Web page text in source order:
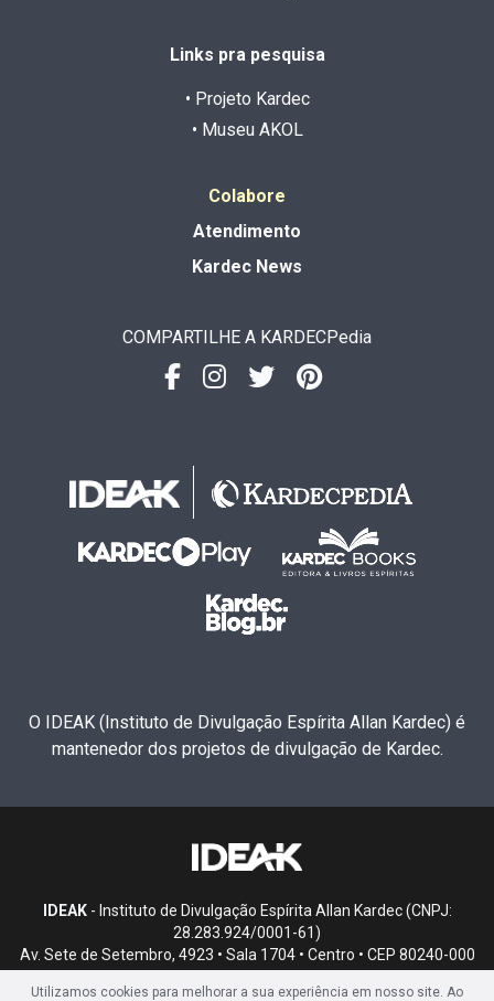
Links pra pesquisa
• Projeto Kardec
• Museu AKOL
Colabore
Atendimento
Kardec News
COMPARTILHE A KARDECPedia
O IDEAK (Instituto de Divulgação Espírita Allan Kardec) é
mantenedor dos projetos de divulgação de Kardec.
IDEAK- Instituto de Divulgação Espírita Allan Kardec (CNPJ:
28.283.924/0001-61)
Av. Sete de Setembro, 4923 • Sala 1704 • Centro • CEP 80240-000
Utilizamos cookies para melhorar a sua experiência em nosso site. Ao